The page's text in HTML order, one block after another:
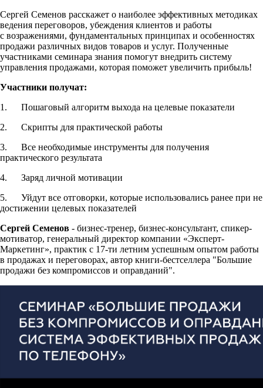
Сергей Семенов расскажет о наиболее эффективных методиках
ведения переговоров, убеждения клиентов и работы
с возражениями, фундаментальных принципах и особенностях
продажи различных видов товаров и услуг. Полученные
участниками семинара знания помогут внедрить систему
управления продажами, которая поможет увеличить прибыль!
Участники получат:
1. Пошаговый алгоритм выхода на целевые показатели
2. Скрипты для практической работы
3. Все необходимые инструменты для получения
практического результата
4. Заряд личной мотивации
5. Уйдут все отговорки, которые использовались ранее при не
достижении целевых показателей
Сергей Семенов - бизнес-тренер, бизнес-консультант, спикер-
мотиватор, генеральный директор компании «Эксперт-
Маркетинг», практик с 17-ти летним успешным опытом работы
в продажах и переговорах, автор книги-бестселлера "Большие
продажи без компромиссов и оправданий".